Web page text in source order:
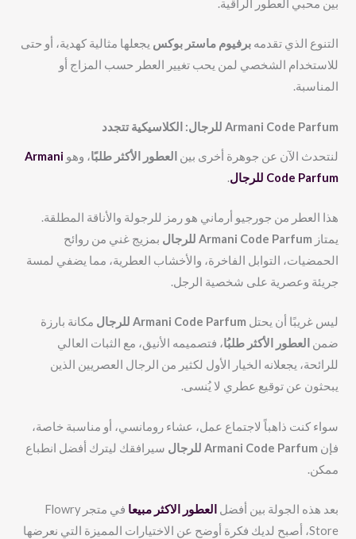
بين محبي العطور الراقية.
التنوع الذي تقدمهبرفيوم ماستر بوكس يجعلها مثالية كهدية، أو حتى
للاستخدام الشخصي لمن يحب تغيير العطر حسب المزاج أو
المناسبة.
Armani Code Parfum للرجال : الكلاسيكية تتجدد
لنتحدث الآن عن جوهرة أخرى بين العطور الأكثر طلبًا، وهو Armani
Code Parfum للرجال
.
هذا العطر من جورجيو أرماني هو رمز للرجولة والأناقة المطلقة.
يمتاز Armani Code Parfum للرجال
بمزيج غني من روائح
الحمضيات، التوابل الفاخرة، والأخشاب العطرية، مما يضفي لمسة
جريئة وعصرية على شخصية الرجل.
ليس غريبًا أن يحتل Armani Code Parfum للرجال
مكانة بارزة
ضمن العطور الأكثر طلبُا، فتصميمه الأنيق، مع الثبات العالي
للرائحة، يجعلانه الخيار الأول لكثير من الرجال العصريين الذين
يبحثون عن توقيع عطري لا يُنسى.
سواء كنت ذاهباً لاجتماع عمل، عشاء رومانسي، أو مناسبة خاصة،
فإن Armani Code Parfum للرجال
سيرافقك ليترك أفضل انطباع
ممكن.
بعد هذه الجولة بين أفضل العطور الاكثر مبيعا
في متجر Flowry
Store، أصبح لديك فكرة أوضح عن الاختيارات المميزة التي نعرضها